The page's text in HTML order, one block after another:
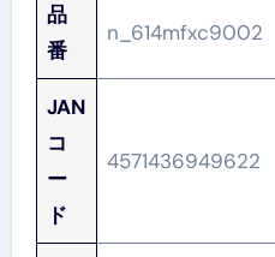
品
番
n_614mfxc9002
JAN
コ
ー
ド
4571436949622